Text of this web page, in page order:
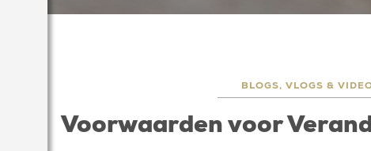
BLOGS, VLOGS &
Voorwaarden voor